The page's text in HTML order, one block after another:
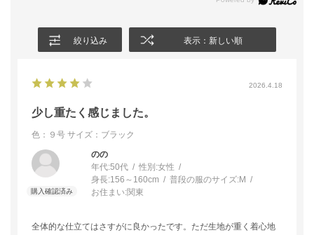
絞り込み 表示：新しい順
2026.4.18
少し重たく感じました。
色：９号 サイズ：ブラック
のの
年代:50代 性別:女性
身長:156～160cm 普段の服のサイズ:M
お住まい:関東
全体的な仕立てはさすがに良かったです。ただ生地が重く着心地